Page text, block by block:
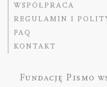
WSPÓŁPRACA
REGULAMIN I
FAQ
KONTAKT
Fundację Pismo